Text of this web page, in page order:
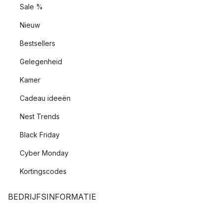
Sale %
Nieuw
Bestsellers
Gelegenheid
Kamer
Cadeau ideeën
Nest Trends
Black Friday
Cyber Monday
Kortingscodes
BEDRIJFSINFORMATIE